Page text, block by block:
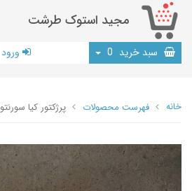
مجید استوک طرشت
سبد خرید 0 ورود
خانه فهرست محصولات پرژکتور کیا سورنتو 2017